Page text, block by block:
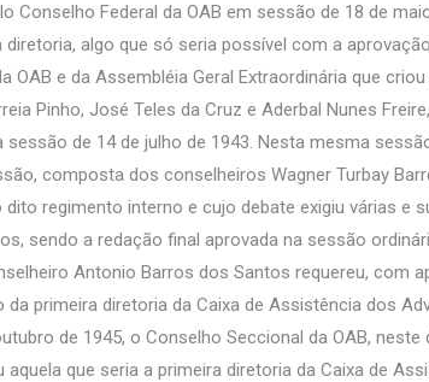
Conselho Federal da OAB em sessão de 18 de
algo que só seria possível com a
e da Assembléia Geral Extraordinária que criou
Pinho, José Teles da Cruz e Aderbal Nunes
de 14 de julho de 1943. Nesta mesma
composta dos conselheiros Wagner Turbay
regimento interno e cujo debate exigiu várias e
sendo a redação final aprovada na sessão
Antonio Barros dos Santos requereu, com
primeira diretoria da Caixa de Assistência dos
de 1945, o Conselho Seccional da OAB, neste
que seria a primeira diretoria da Caixa de